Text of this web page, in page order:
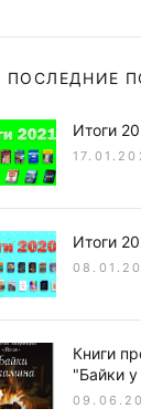
ПОСЛЕДНИЕ
Итоги
Итоги
Книги
"Байки